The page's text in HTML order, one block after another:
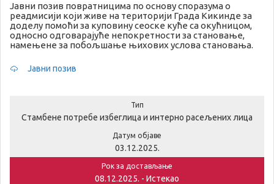
Јавни позив повратницима по основу споразума о
реадмисији који живе на територији Града Кикинде за
доделу помоћи за куповину сеоске куће са окућницом,
односно одговарајуће непокретности за становање,
намењене за побољшање њихових услова становања.
Јавни позив
Тип
Стамбене потребе избеглица и интерно расељених лица
Датум објаве
03.12.2025.
Рок за достављање
08.12.2025. - Истекао